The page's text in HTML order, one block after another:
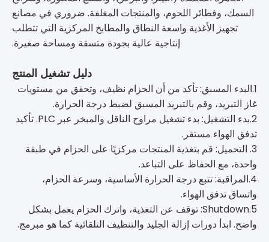
السمك، وفطائر اللحوم، والمنتجات المغلفة. ضروري في مصانع
تجهيز الأغذية واسعة النطاق والمطابخ المركزية التي تتطلب
إنتاجية عالية بجودة متسقة ومساحة صغيرة.
دليل تشغيل المنتج
1.البدء المسبق: تأكد من أن الحزام نظيف، وتحقق من مستويات
غاز التبريد، وقم بالتبريد المسبق لضبط درجة الحرارة.
2.بدء التشغيل: بدء تشغيل مراوح الناقل والمبخر عبر PLC. تأكيد
تدفق الهواء مستقر.
3. التحميل: قم بتغذية المنتجات مركزيًا على الحزام في طبقة
واحدة، مع الحفاظ على التباعد.
4.المراقبة: تتبع درجة الحرارة الأساسية، وسرعة الحزام،
واتساق تدفق الهواء.
5.Shutdown: توقف عن التغذية، واترك الحزام يعمل بشكل
واضح. ابدأ دورات إزالة الجليد والتنظيف التلقائية كما هو مبرمج.